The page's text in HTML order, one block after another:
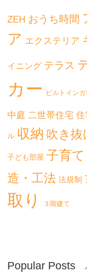
ZEH おうち時間
ア エクステリア
イニング テラス
カー
ビルトイン
中庭 二世帯住宅 住
ル 収納 吹き抜
子ども部屋 子育て
造・工法 法規制
取り
３階建て
Popular Posts